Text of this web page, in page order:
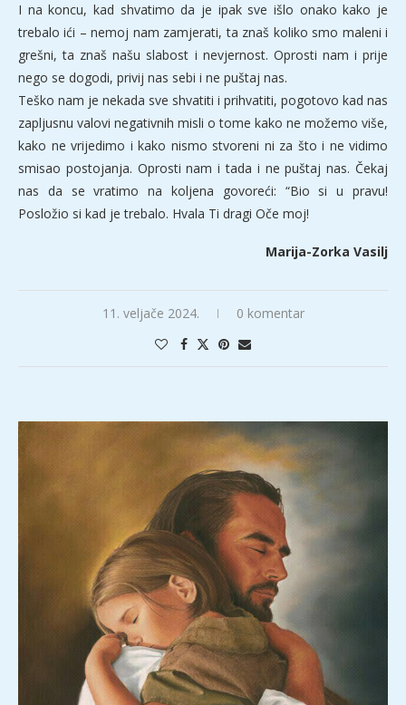
I na koncu, kad shvatimo da je ipak sve išlo onako kako je
trebalo ići – nemoj nam zamjerati, ta znaš koliko smo maleni i
grešni, ta znaš našu slabost i nevjernost. Oprosti nam i prije
nego se dogodi, privij nas sebi i ne puštaj nas.
Teško nam je nekada sve shvatiti i prihvatiti, pogotovo kad nas
zapljusnu valovi negativnih misli o tome kako ne možemo više,
kako ne vrijedimo i kako nismo stvoreni ni za što i ne vidimo
smisao postojanja. Oprosti nam i tada i ne puštaj nas. Čekaj
nas da se vratimo na koljena govoreći: “Bio si u pravu!
Posložio si kad je trebalo. Hvala Ti dragi Oče moj!
Marija-Zorka Vasilj
11. veljače 2024. 0 komentar